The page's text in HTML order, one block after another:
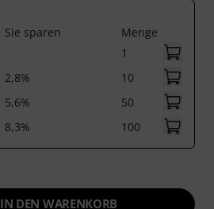
Sie sparen
Menge
1
2,8%
10
5,6%
50
8,3% 100
IN DEN WARENKORB